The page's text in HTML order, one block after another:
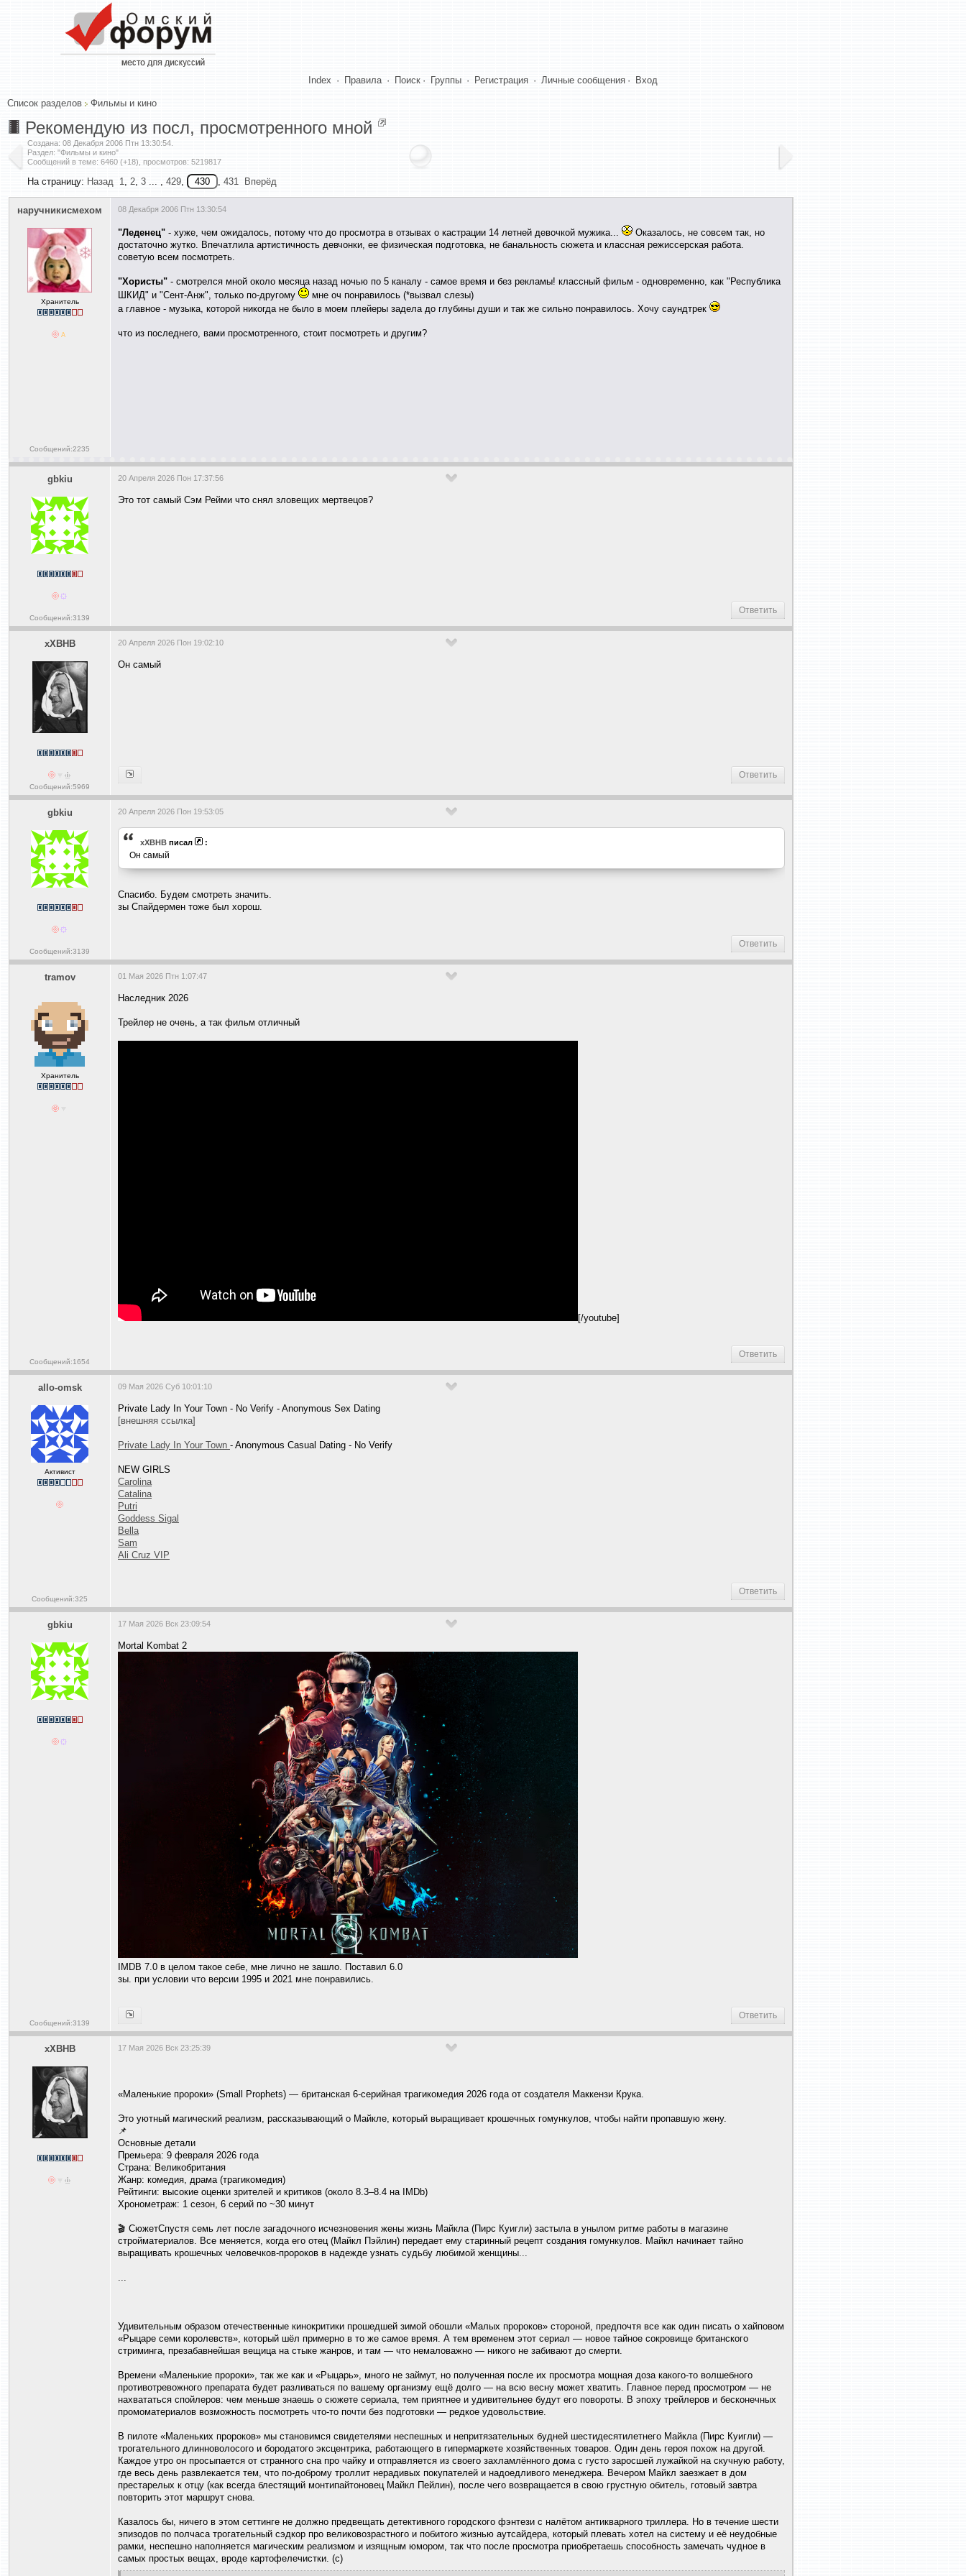
Index · Правила · Поиск · Группы · Регистрация · Личные сообщения · Вход
Список разделов Фильмы и кино
Рекомендую из посл, просмотренного мной
Создана: 08 Декабря 2006 Птн 13:30:54
Раздел: "Фильмы и кино"
Сообщений в теме: 6460 (+18), просмотров: 5219817
На страницу: Назад 1, 2, 3 ... , 429, , 431 Вперёд
наручникисмехом
Хранитель
Сообщений:2235
08 Декабря 2006 Птн 13:30:54
"Леденец" - хуже, чем ожидалось, потому что до просмотра в отзывах о кастрации 14 летней девочкой мужика...
Оказалось, не совсем так, но
достаточно жутко. Впечатлила артистичность девчонки, ее физическая подготовка, не банальность сюжета и классная режиссерская работа.
советую всем посмотреть.
"Хористы" - смотрелся мной около месяца назад ночью по 5 каналу - самое время и без рекламы! классный фильм - одновременно, как "Республика
ШКИД" и "Сент-Анж", только по-другому
мне оч понравилось (*вызвал слезы)
а главное - музыка, которой никогда не было в моем плейеры задела до глубины души и так же сильно понравилось. Хочу саундтрек
что из последнего, вами просмотренного, стоит посмотреть и другим?
gbkiu
Сообщений:3139
20 Апреля 2026 Пон 17:37:56
Это тот самый Сэм Рейми что снял зловещих мертвецов?
Ответить
xXBHB
Сообщений:5969
20 Апреля 2026 Пон 19:02:10
Он самый
Ответить
gbkiu
Сообщений:3139
20 Апреля 2026 Пон 19:53:05
xXBHB писал :
Он самый
Спасибо. Будем смотреть значить.
зы Спайдермен тоже был хорош.
Ответить
tramov
Хранитель
Сообщений:1654
01 Мая 2026 Птн 1:07:47
Наследник 2026
Трейлер не очень, а так фильм отличный
[/youtube]
Ответить
allo-omsk
Активист
Сообщений:325
09 Мая 2026 Суб 10:01:10
Private Lady In Your Town - No Verify - Anonymous Sex Dating
[внешняя ссылка]
Private Lady In Your Town - Anonymous Casual Dating - No Verify
NEW GIRLS
Carolina
Catalina
Putri
Goddess Sigal
Bella
Sam
Ali Cruz VIP
Ответить
gbkiu
Сообщений:3139
17 Мая 2026 Вск 23:09:54
Mortal Kombat 2
IMDB 7.0 в целом такое себе, мне лично не зашло. Поставил 6.0
зы. при условии что версии 1995 и 2021 мне понравились.
Ответить
xXBHB 17 Мая 2026 Вск 23:25:39
«Маленькие пророки» (Small Prophets) — британская 6-серийная трагикомедия 2026 года от создателя Маккензи Крука.
Это уютный магический реализм, рассказывающий о Майкле, который выращивает крошечных гомункулов, чтобы найти пропавшую жену.
📌
Основные детали
Премьера: 9 февраля 2026 года
Страна: Великобритания
Жанр: комедия, драма (трагикомедия)
Рейтинги: высокие оценки зрителей и критиков (около 8.3–8.4 на IMDb)
Хронометраж: 1 сезон, 6 серий по ~30 минут
🎬 СюжетСпустя семь лет после загадочного исчезновения жены жизнь Майкла (Пирс Куигли) застыла в унылом ритме работы в магазине
стройматериалов. Все меняется, когда его отец (Майкл Пэйлин) передает ему старинный рецепт создания гомункулов. Майкл начинает тайно
выращивать крошечных человечков-пророков в надежде узнать судьбу любимой женщины...
...
Удивительным образом отечественные кинокритики прошедшей зимой обошли «Малых пророков» стороной, предпочтя все как один писать о хайповом
«Рыцаре семи королевств», который шёл примерно в то же самое время. А тем временем этот сериал — новое тайное сокровище британского
стриминга, презабавнейшая вещица на стыке жанров, и там — что немаловажно — никого не забивают до смерти.
Времени «Маленькие пророки», так же как и «Рыцарь», много не займут, но полученная после их просмотра мощная доза какого-то волшебного
противотревожного препарата будет разливаться по вашему организму ещё долго — на всю весну может хватить. Главное перед просмотром — не
нахвататься спойлеров: чем меньше знаешь о сюжете сериала, тем приятнее и удивительнее будут его повороты. В эпоху трейлеров и бесконечных
промоматериалов возможность посмотреть что-то почти без подготовки — редкое удовольствие.
В пилоте «Маленьких пророков» мы становимся свидетелями неспешных и непритязательных будней шестидесятилетнего Майкла (Пирс Куигли) —
трогательного длинноволосого и бородатого эксцентрика, работающего в гипермаркете хозяйственных товаров. Один день героя похож на другой.
Каждое утро он просыпается от странного сна про чайку и отправляется из своего захламлённого дома с густо заросшей лужайкой на скучную работу,
где весь день развлекается тем, что по-доброму троллит нерадивых покупателей и надоедливого менеджера. Вечером Майкл заезжает в дом
престарелых к отцу (как всегда блестящий монтипайтоновец Майкл Пейлин), после чего возвращается в свою грустную обитель, готовый завтра
повторить этот маршрут снова.
Казалось бы, ничего в этом сеттинге не должно предвещать детективного городского фэнтези с налётом антикварного триллера. Но в течение шести
эпизодов по полчаса трогательный сэдкор про великовозрастного и побитого жизнью аутсайдера, который плевать хотел на систему и её неудобные
рамки, неспешно наполняется магическим реализмом и изящным юмором, так что после просмотра приобретаешь способность замечать чудное в
самых простых вещах, вроде картофелечистки. (с)